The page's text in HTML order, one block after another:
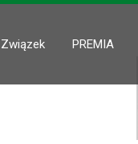
Związek PREMIA